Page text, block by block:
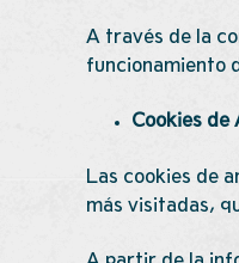
A través de la
funcionamiento
Cookies de
Las cookies de
más visitadas,